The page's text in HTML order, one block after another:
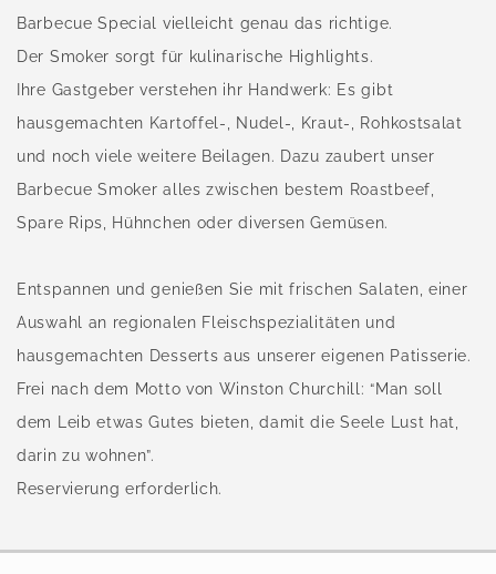
Barbecue Special vielleicht genau das richtige.
Der Smoker sorgt für kulinarische Highlights.
Ihre Gastgeber verstehen ihr Handwerk: Es gibt
hausgemachten Kartoffel-, Nudel-, Kraut-, Rohkostsalat
und noch viele weitere Beilagen. Dazu zaubert unser
Barbecue Smoker alles zwischen bestem Roastbeef,
Spare Rips, Hühnchen oder diversen Gemüsen.
Entspannen und genießen Sie mit frischen Salaten, einer
Auswahl an regionalen Fleischspezialitäten und
hausgemachten Desserts aus unserer eigenen Patisserie.
Frei nach dem Motto von Winston Churchill: “Man soll
dem Leib etwas Gutes bieten, damit die Seele Lust hat,
darin zu wohnen”.
Reservierung erforderlich.